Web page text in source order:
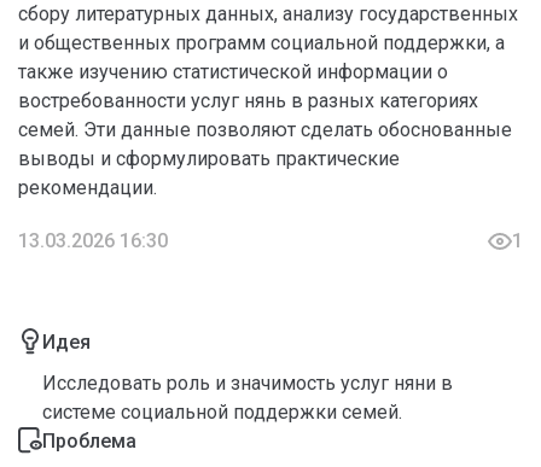
сбору литературных данных, анализу государственных
и общественных программ социальной поддержки, а
также изучению статистической информации о
востребованности услуг нянь в разных категориях
семей. Эти данные позволяют сделать обоснованные
выводы и сформулировать практические
рекомендации.
13.03.2026 16:30 1
Идея
Исследовать роль и значимость услуг няни в
системе социальной поддержки семей.
Проблема